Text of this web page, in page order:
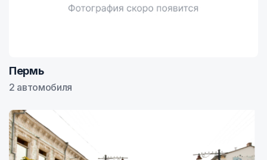
Пермь
2 автомобиля